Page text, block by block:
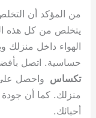
من المؤكد أن
يتخلص من كل هذه
الهواء داخل منزلك
حساسية. اتصل
تكساس واحصل
منزلك. كما أن
أحبائك.